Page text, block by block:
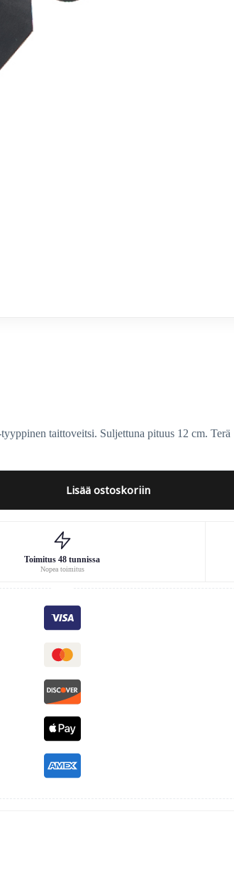
taittoveitsi. Suljettuna pituus 12 cm. Terä
Lisää ostoskoriin
Toimitus 48 tunnissa
Nopea toimitus